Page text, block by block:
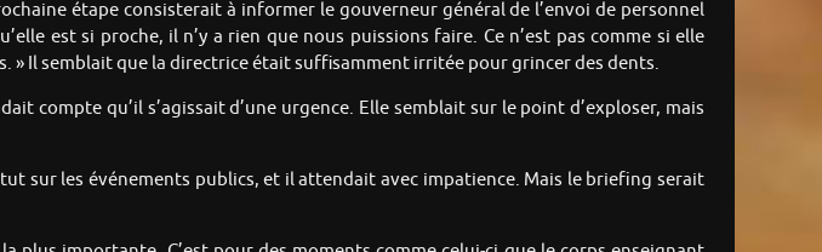
étape consisterait à informer le gouverneur général de l’envoi de personnel
est si proche, il n’y a rien que nous puissions faire. Ce n’est pas comme si elle
» Il semblait que la directrice était suffisamment irritée pour grincer des dents.
compte qu’il s’agissait d’une urgence. Elle semblait sur le point d’exploser, mais
sur les événements publics, et il attendait avec impatience. Mais le briefing serait